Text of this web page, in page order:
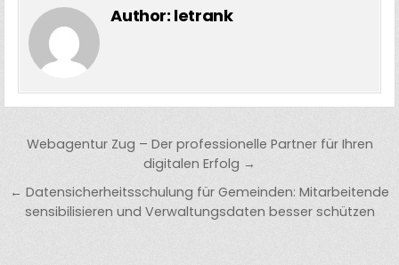
Author: letrank
Post
navigation
Webagentur Zug – Der professionelle Partner für Ihren
digitalen Erfolg →
← Datensicherheitsschulung für Gemeinden: Mitarbeitende
sensibilisieren und Verwaltungsdaten besser schützen